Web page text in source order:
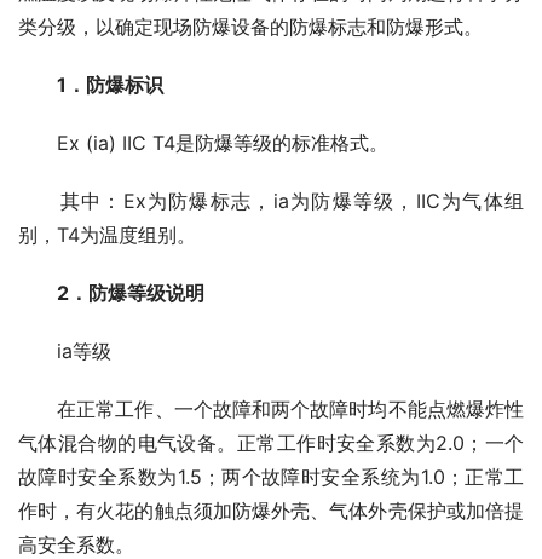
类分级，以确定现场防爆设备的防爆标志和防爆形式。
1．防爆标识
Ex (ia) IIC T4是防爆等级的标准格式。
其中：Ex为防爆标志，ia为防爆等级，IIC为气体组
别，T4为温度组别。
2．防爆等级说明
ia等级
在正常工作、一个故障和两个故障时均不能点燃爆炸性
气体混合物的电气设备。正常工作时安全系数为2.0；一个
故障时安全系数为1.5；两个故障时安全系统为1.0；正常工
作时，有火花的触点须加防爆外壳、气体外壳保护或加倍提
高安全系数。